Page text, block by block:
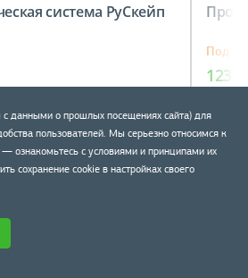
система РуСкейп
Под
123
данными о прошлых посещениях сайта) для
пользователей. Мы серьезно относимся к
— ознакомьтесь с условиями и принципами их
сохранение cookie в настройках своего